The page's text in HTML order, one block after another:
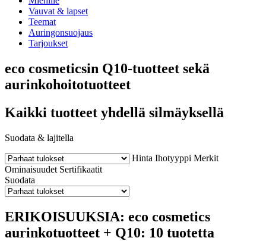
Vauvat & lapset
Teemat
Auringonsuojaus
Tarjoukset
eco cosmeticsin Q10-tuotteet sekä
aurinkohoitotuotteet
Kaikki tuotteet yhdellä silmäyksellä
Suodata & lajitella
Hinta Ihotyyppi Merkit
Ominaisuudet Sertifikaatit
Suodata
ERIKOISUUKSIA: eco cosmetics
aurinkotuotteet + Q10: 10 tuotetta